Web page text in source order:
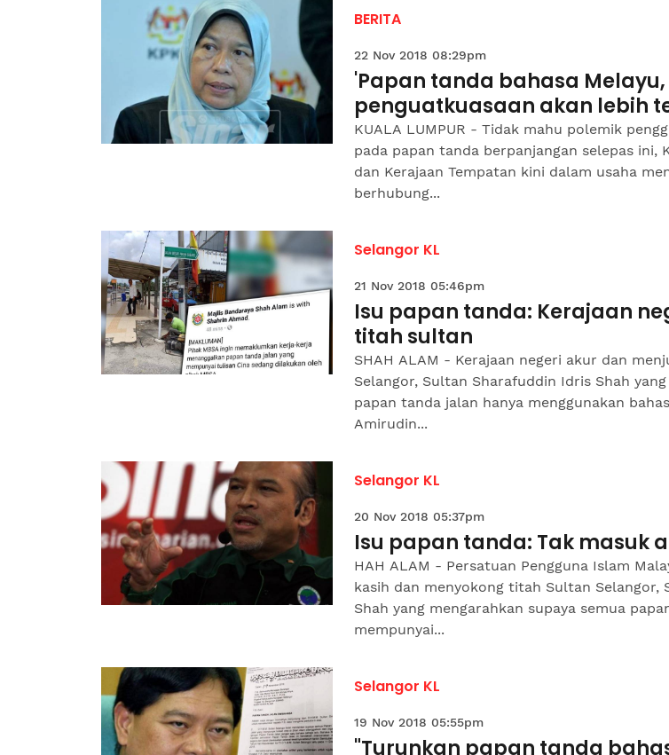
BERITA
22 Nov 2018 08:29pm
'Papan tanda bahasa Melayu,
penguatkuasaan akan lebih
KUALA LUMPUR - Tidak mahu polemik
pada papan tanda berpanjangan selepas ini,
dan Kerajaan Tempatan kini dalam usaha
berhubung...
Selangor KL
21 Nov 2018 05:46pm
Isu papan tanda: Kerajaan
titah sultan
SHAH ALAM - Kerajaan negeri akur dan
Selangor, Sultan Sharafuddin Idris Shah
papan tanda jalan hanya menggunakan
Amirudin...
Selangor KL
20 Nov 2018 05:37pm
Isu papan tanda: Tak masuk
HAH ALAM - Persatuan Pengguna Islam
kasih dan menyokong titah Sultan Selangor,
Shah yang mengarahkan supaya semua
mempunyai...
Selangor KL
19 Nov 2018 05:55pm
"Turunkan papan tanda